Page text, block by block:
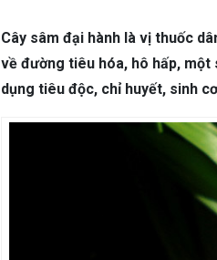
NHA KHOA
Cây sâm đại hành là vị thuốc
về đường tiêu hóa, hô hấp,
dụng tiêu độc, chỉ huyết, sinh